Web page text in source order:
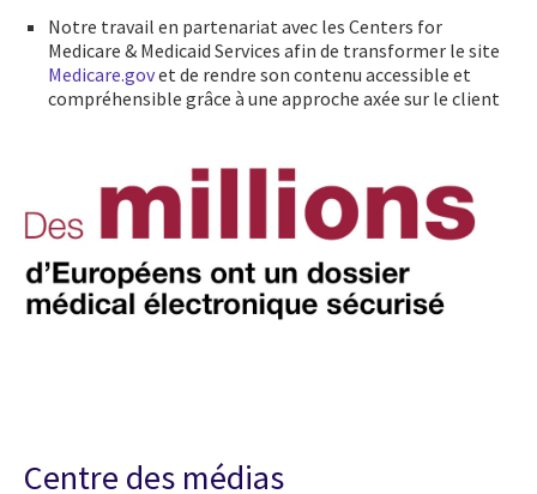
Notre travail en partenariat avec les Centers for
Medicare & Medicaid Services afin de transformer le site
Medicare.govet de rendre son contenu accessible et
compréhensible grâce à une approche axée sur le client
Centre des médias